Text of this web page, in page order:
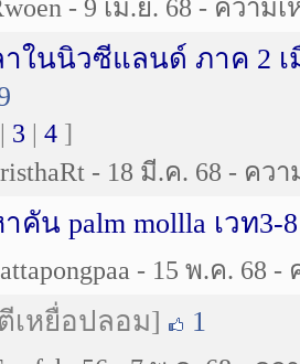
- 9 เม.ย. 68 - ความ
ในนิวซีแลนด์ ภาค 2 เ
| 3 | 4 ]
- 18 มี.ค. 68 - ควา
คัน palm mollla เวท3-8
- 15 พ.ค. 68 -
เหยื่อปลอม] 1